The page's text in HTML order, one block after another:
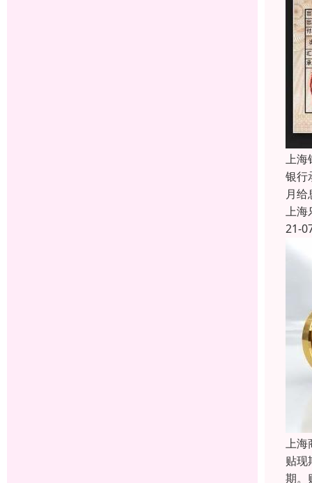
上海
银行
月
上海
21-
上海
贴现
期。